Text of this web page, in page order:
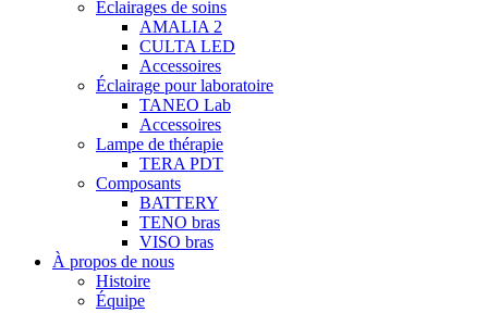
Éclairages de soins
AMALIA 2
CULTA LED
Accessoires
Éclairage pour laboratoire
TANEO Lab
Accessoires
Lampe de thérapie
TERA PDT
Composants
BATTERY
TENO bras
VISO bras
À propos de nous
Histoire
Équipe